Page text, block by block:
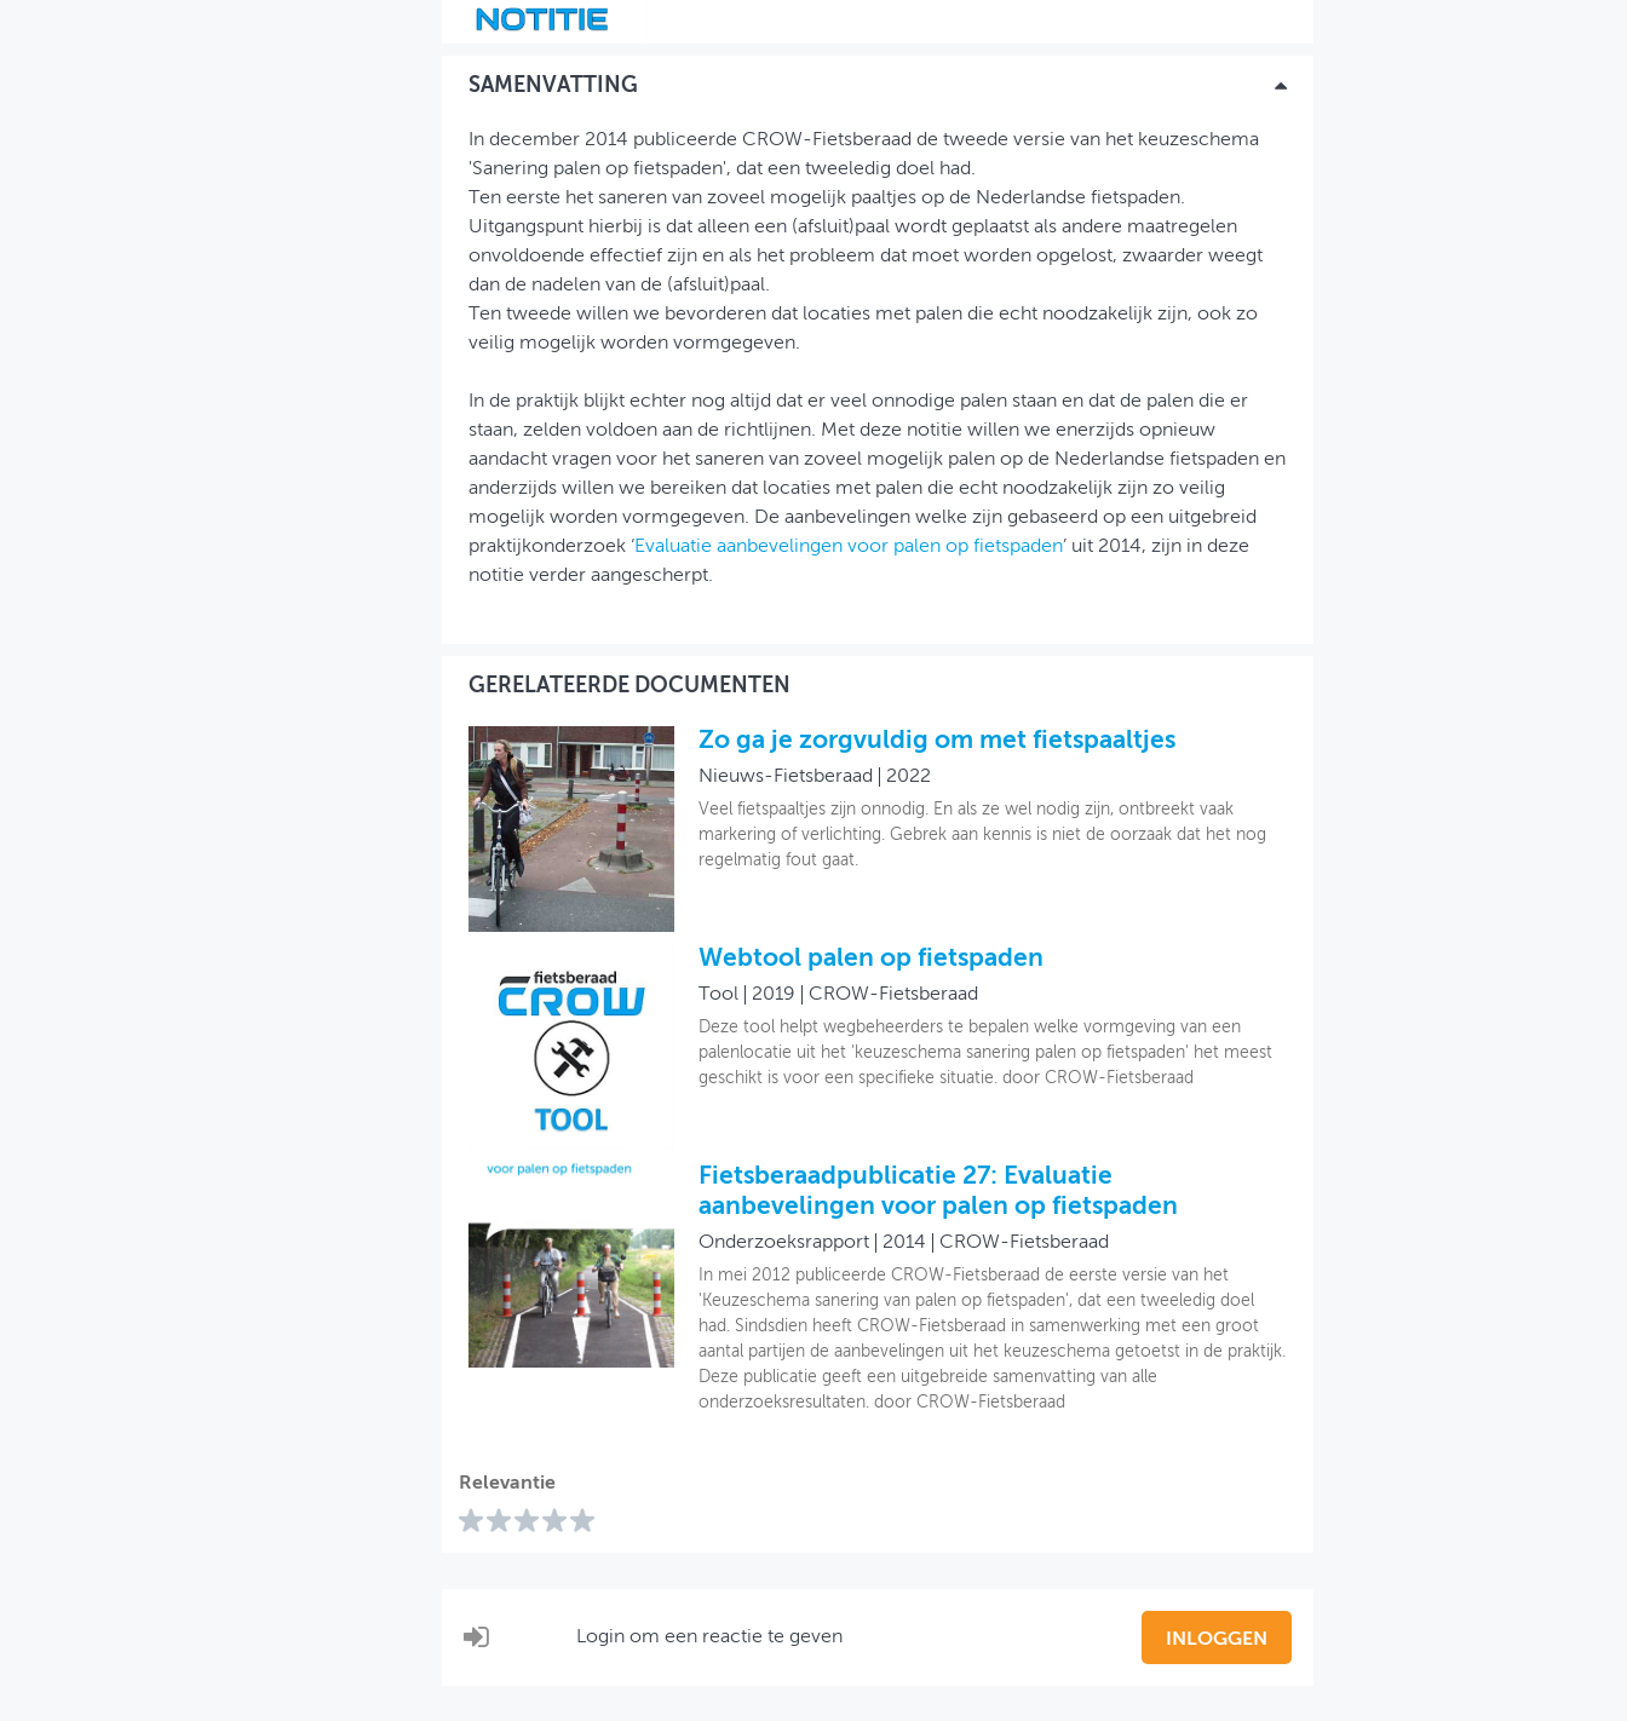
SAMENVATTING
In december 2014 publiceerde CROW-Fietsberaad de tweede versie van het keuzeschema
'Sanering palen op fietspaden', dat een tweeledig doel had.
Ten eerste het saneren van zoveel mogelijk paaltjes op de Nederlandse fietspaden.
Uitgangspunt hierbij is dat alleen een (afsluit)paal wordt geplaatst als andere maatregelen
onvoldoende effectief zijn en als het probleem dat moet worden opgelost, zwaarder weegt
dan de nadelen van de (afsluit)paal.
Ten tweede willen we bevorderen dat locaties met palen die echt noodzakelijk zijn, ook zo
veilig mogelijk worden vormgegeven.
In de praktijk blijkt echter nog altijd dat er veel onnodige palen staan en dat de palen die er
staan, zelden voldoen aan de richtlijnen. Met deze notitie willen we enerzijds opnieuw
aandacht vragen voor het saneren van zoveel mogelijk palen op de Nederlandse fietspaden en
anderzijds willen we bereiken dat locaties met palen die echt noodzakelijk zijn zo veilig
mogelijk worden vormgegeven. De aanbevelingen welke zijn gebaseerd op een uitgebreid
praktijkonderzoek ‘Evaluatie aanbevelingen voor palen op fietspaden’ uit 2014, zijn in deze
notitie verder aangescherpt.
GERELATEERDE DOCUMENTEN
Zo ga je zorgvuldig om met fietspaaltjes
Nieuws-Fietsberaad 2022
Veel fietspaaltjes zijn onnodig. En als ze wel nodig zijn, ontbreekt vaak
markering of verlichting. Gebrek aan kennis is niet de oorzaak dat het nog
regelmatig fout gaat.
Webtool palen op fietspaden
Tool 2019 CROW-Fietsberaad
Deze tool helpt wegbeheerders te bepalen welke vormgeving van een
palenlocatie uit het 'keuzeschema sanering palen op fietspaden' het meest
geschikt is voor een specifieke situatie. door CROW-Fietsberaad
Fietsberaadpublicatie 27: Evaluatie
aanbevelingen voor palen op fietspaden
Onderzoeksrapport 2014 CROW-Fietsberaad
In mei 2012 publiceerde CROW-Fietsberaad de eerste versie van het
'Keuzeschema sanering van palen op fietspaden', dat een tweeledig doel
had. Sindsdien heeft CROW-Fietsberaad in samenwerking met een groot
aantal partijen de aanbevelingen uit het keuzeschema getoetst in de praktijk.
Deze publicatie geeft een uitgebreide samenvatting van alle
onderzoeksresultaten. door CROW-Fietsberaad
Relevantie
Login om een reactie te geven INLOGGEN